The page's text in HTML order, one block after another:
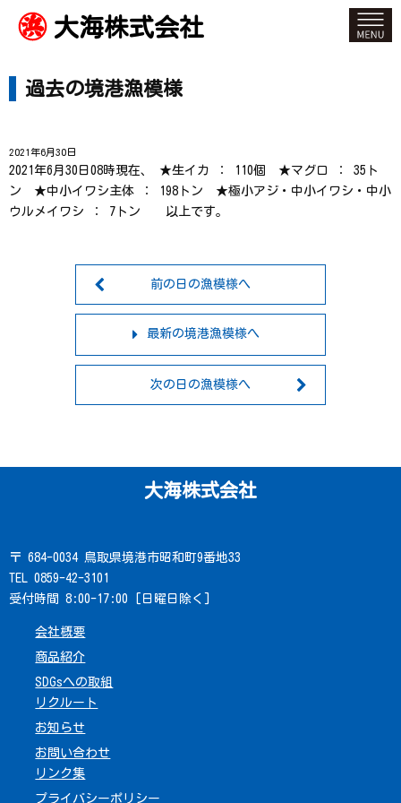
大海株式会社
過去の境港漁模様
2021年6月30日
2021年6月30日08時現在、 ★生イカ ： 110個 ★マグロ ： 35ト
ン ★中小イワシ主体 ： 198トン ★極小アジ・中小イワシ・中小
ウルメイワシ ： 7トン 以上です。
前の日の漁模様へ
最新の境港漁模様へ
次の日の漁模様へ
大海株式会社
〒 684-0034 鳥取県境港市昭和町9番地33
TEL 0859-42-3101
受付時間 8:00-17:00 [日曜日除く]
会社概要
商品紹介
SDGsへの取組
リクルート
お知らせ
お問い合わせ
リンク集
プライバシーポリシー